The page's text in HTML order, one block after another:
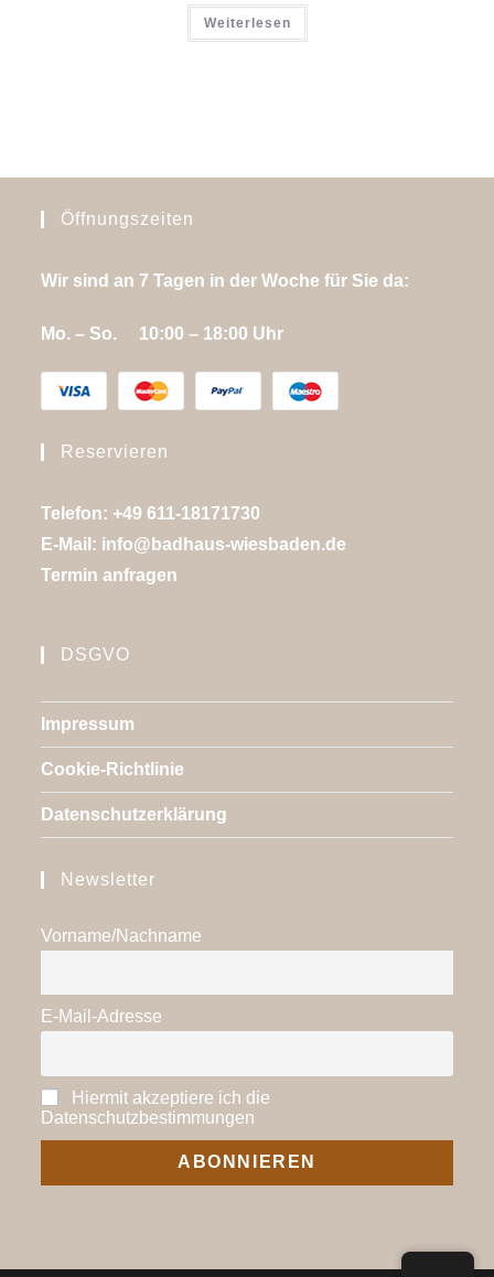
Weiterlesen
Öffnungszeiten
Wir sind an 7 Tagen in der Woche für Sie da:
Mo. – So. 10:00 – 18:00 Uhr
Reservieren
Telefon: +49 611-18171730
E-Mail: info@badhaus-wiesbaden.de
Termin anfragen
DSGVO
Impressum
Cookie-Richtlinie
Datenschutzerklärung
Newsletter
Vorname/Nachname
E-Mail-Adresse
Hiermit akzeptiere ich die
Datenschutzbestimmungen